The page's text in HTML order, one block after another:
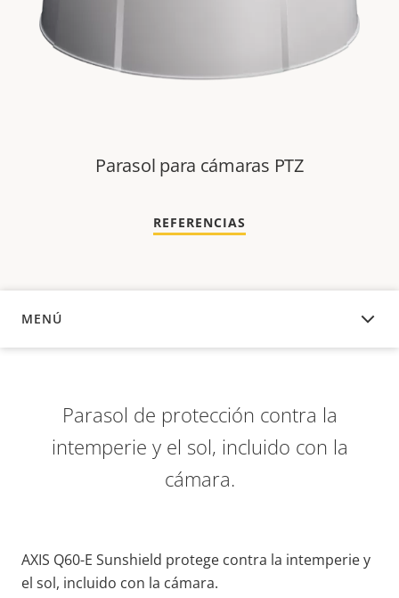
Parasol para cámaras PTZ
REFERENCIAS
MENÚ
DESCRIPCIÓN
Parasol de protección contra la
intemperie y el sol, incluido con la
cámara.
AXIS Q60-E Sunshield protege contra la intemperie y
el sol, incluido con la cámara.